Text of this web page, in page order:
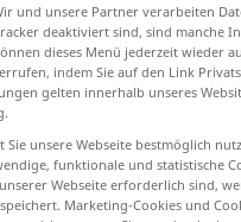
und unsere Partner verarbeiten
deaktiviert sind, sind manche
dieses Menü jederzeit wieder
indem Sie auf den Link
gelten innerhalb unseres
Sie unsere Webseite bestmöglich
funktionale und statistische
Webseite erforderlich sind,
Marketing-Cookies und